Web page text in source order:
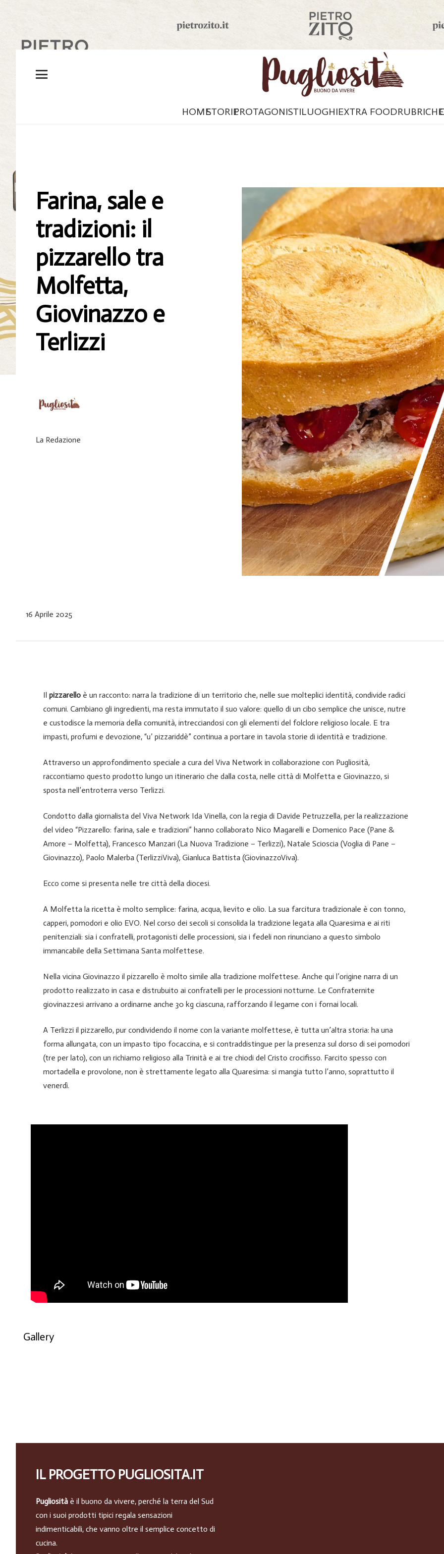
HOMESTORIEPROTAGONISTILUOGHIEXTRA FOODRUBRICHE
Farina, sale e
tradizioni: il
pizzarello tra
Molfetta,
Giovinazzo e
Terlizzi
La Redazione
16 Aprile 2025
Il pizzarello è un racconto: narra la tradizione di un territorio che, nelle sue molteplici identità, condivide radici
comuni. Cambiano gli ingredienti, ma resta immutato il suo valore: quello di un cibo semplice che unisce, nutre
e custodisce la memoria della comunità, intrecciandosi con gli elementi del folclore religioso locale. E tra
impasti, profumi e devozione, “u’ pizzariddè” continua a portare in tavola storie di identità e tradizione.
Attraverso un approfondimento speciale a cura del Viva Network in collaborazione con Pugliosità,
raccontiamo questo prodotto lungo un itinerario che dalla costa, nelle città di Molfetta e Giovinazzo, si
sposta nell’entroterra verso Terlizzi.
Condotto dalla giornalista del Viva Network Ida Vinella, con la regia di Davide Petruzzella, per la realizzazione
del video “Pizzarello: farina, sale e tradizioni” hanno collaborato Nico Magarelli e Domenico Pace (Pane &
Amore – Molfetta), Francesco Manzari (La Nuova Tradizione – Terlizzi), Natale Scioscia (Voglia di Pane –
Giovinazzo), Paolo Malerba (TerlizziViva), Gianluca Battista (GiovinazzoViva).
Ecco come si presenta nelle tre città della diocesi.
A Molfetta la ricetta è molto semplice: farina, acqua, lievito e olio. La sua farcitura tradizionale è con tonno,
capperi, pomodori e olio EVO. Nel corso dei secoli si consolida la tradizione legata alla Quaresima e ai riti
penitenziali: sia i confratelli, protagonisti delle processioni, sia i fedeli non rinunciano a questo simbolo
immancabile della Settimana Santa molfettese.
Nella vicina Giovinazzo il pizzarello è molto simile alla tradizione molfettese. Anche qui l’origine narra di un
prodotto realizzato in casa e distrubuito ai confratelli per le processioni notturne. Le Confraternite
giovinazzesi arrivano a ordinarne anche 30 kg ciascuna, rafforzando il legame con i fornai locali.
A Terlizzi il pizzarello, pur condividendo il nome con la variante molfettese, è tutta un’altra storia: ha una
forma allungata, con un impasto tipo focaccina, e si contraddistingue per la presenza sul dorso di sei pomodori
(tre per lato), con un richiamo religioso alla Trinità e ai tre chiodi del Cristo crocifisso. Farcito spesso con
mortadella e provolone, non è strettamente legato alla Quaresima: si mangia tutto l’anno, soprattutto il
venerdì.
Gallery
IL PROGETTO PUGLIOSITA.IT
Pugliosità è il buono da vivere, perché la terra del Sud
con i suoi prodotti tipici regala sensazioni
indimenticabili, che vanno oltre il semplice concetto di
cucina.